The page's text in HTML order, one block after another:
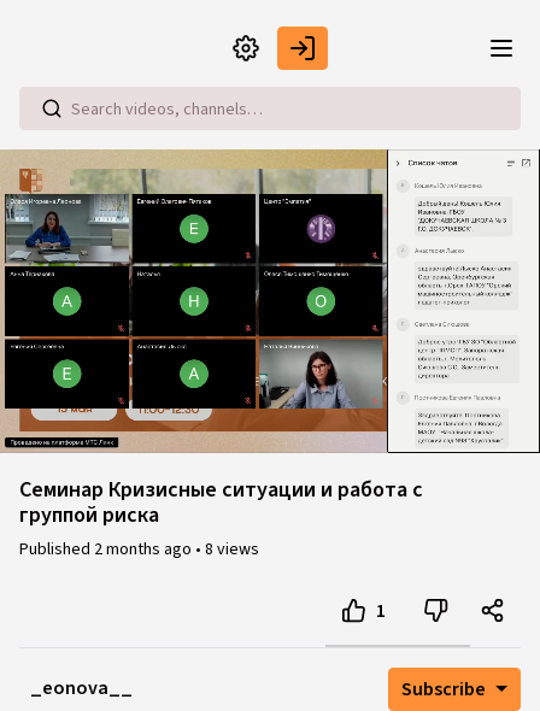
Loaded:
0.58%
Семинар Кризисные ситуации и работа с
группой риска
Published 2 months ago • 8 views
1
_eonova__ Subscribe